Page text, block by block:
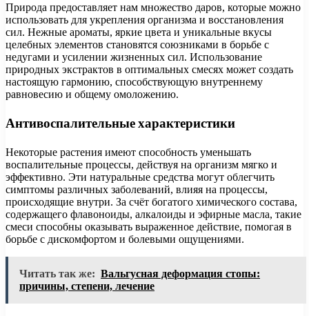
Природа предоставляет нам множество даров, которые можно
использовать для укрепления организма и восстановления
сил. Нежные ароматы, яркие цвета и уникальные вкусы
целебных элементов становятся союзниками в борьбе с
недугами и усилении жизненных сил. Использование
природных экстрактов в оптимальных смесях может создать
настоящую гармонию, способствующую внутреннему
равновесию и общему омоложению.
Антивоспалительные характеристики
Некоторые растения имеют способность уменьшать
воспалительные процессы, действуя на организм мягко и
эффективно. Эти натуральные средства могут облегчить
симптомы различных заболеваний, влияя на процессы,
происходящие внутри. За счёт богатого химического состава,
содержащего флавоноиды, алкалоиды и эфирные масла, такие
смеси способны оказывать выраженное действие, помогая в
борьбе с дискомфортом и болевыми ощущениями.
Читать так же: Вальгусная деформация стопы:
причины, степени, лечение